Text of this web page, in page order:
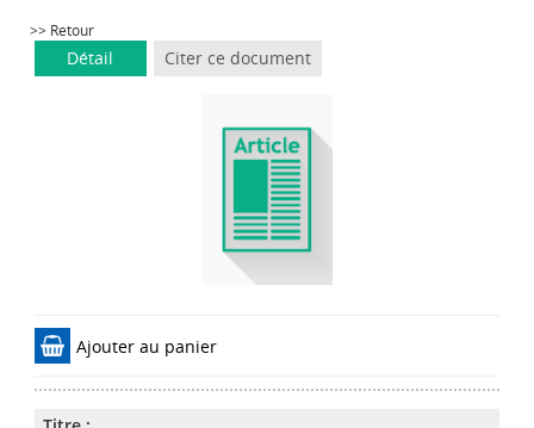
>> Retour
Détail Citer ce document
Ajouter au panier